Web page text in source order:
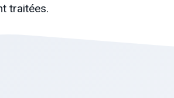
traitées.